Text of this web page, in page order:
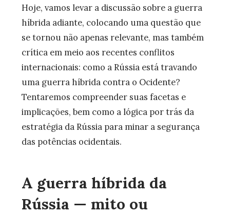
Hoje, vamos levar a discussão sobre a guerra
híbrida adiante, colocando uma questão que
se tornou não apenas relevante, mas também
crítica em meio aos recentes conflitos
internacionais: como a Rússia está travando
uma guerra híbrida contra o Ocidente?
Tentaremos compreender suas facetas e
implicações, bem como a lógica por trás da
estratégia da Rússia para minar a segurança
das potências ocidentais.
A guerra híbrida da
Rússia — mito ou